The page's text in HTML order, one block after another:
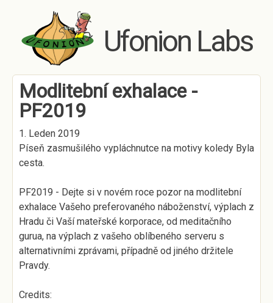
Skip to main content
Ufonion Labs
Modlitební exhalace -
PF2019
1. Leden 2019
Píseň zasmušilého vypláchnutce na motivy koledy Byla
cesta.
PF2019 - Dejte si v novém roce pozor na modlitební
exhalace Vašeho preferovaného náboženství, výplach z
Hradu či Vaší mateřské korporace, od meditačního
gurua, na výplach z vašeho oblíbeného serveru s
alternativními zprávami, případně od jiného držitele
Pravdy.
Credits: